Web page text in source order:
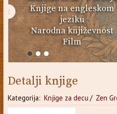
Knjige na engleskom
jeziku
Narodna književnost
Film
‹
Detalji knjige
Kategorija: Knjige za decu / Zen